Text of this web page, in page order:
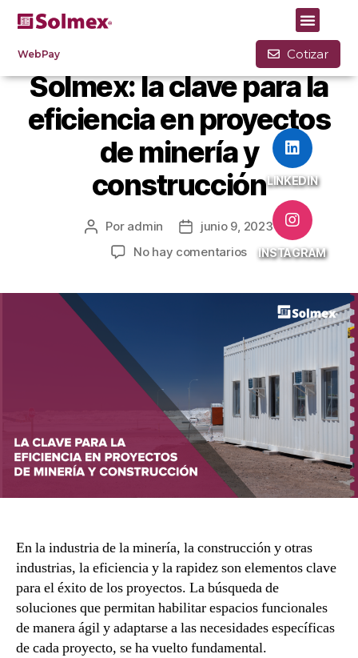
WebPay Cotizar
Solmex: la clave para la
eficiencia en proyectos
de minería y
construcción
Por admin
junio 9, 2023
No hay comentarios
En la industria de la minería, la construcción y otras
industrias, la eficiencia y la rapidez son elementos clave
para el éxito de los proyectos. La búsqueda de
soluciones que permitan habilitar espacios funcionales
de manera ágil y adaptarse a las necesidades específicas
de cada proyecto, se ha vuelto fundamental.
LINKEDIN
INSTAGRAM